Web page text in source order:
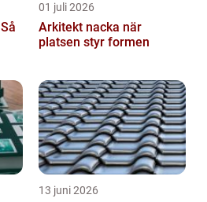
01 juli 2026
Arkitekt nacka när
platsen styr formen
13 juni 2026